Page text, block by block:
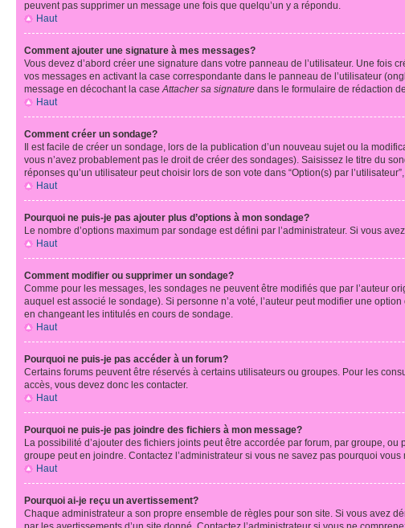
peuvent pas supprimer un message une fois que quelqu’un y a répondu.
Haut
Comment ajouter une signature à mes messages?
Vous devez d’abord créer une signature dans votre panneau de l’utilisateur. Une fois
vos messages en activant la case correspondante dans le panneau de l’utilisateur
message en décochant la caseAttacher sa signature dans le formulaire de rédaction
Haut
Comment créer un sondage?
Il est facile de créer un sondage, lors de la publication d’un nouveau sujet ou la
vous n’avez probablement pas le droit de créer des sondages). Saisissez le titre du
réponses qu’un utilisateur peut choisir lors de son vote dans “Option(s) par
Haut
Pourquoi ne puis-je pas ajouter plus d’options à mon sondage?
Le nombre d’options maximum par sondage est défini par l’administrateur. Si vous
Haut
Comment modifier ou supprimer un sondage?
Comme pour les messages, les sondages ne peuvent être modifiés que par l’auteur
auquel est associé le sondage). Si personne n’a voté, l’auteur peut modifier une
en changeant les intitulés en cours de sondage.
Haut
Pourquoi ne puis-je pas accéder à un forum?
Certains forums peuvent être réservés à certains utilisateurs ou groupes. Pour les
accès, vous devez donc les contacter.
Haut
Pourquoi ne puis-je pas joindre des fichiers à mon message?
La possibilité d’ajouter des fichiers joints peut être accordée par forum, par groupe,
groupe peut en joindre. Contactez l’administrateur si vous ne savez pas pourquoi
Haut
Pourquoi ai-je reçu un avertissement?
Chaque administrateur a son propre ensemble de règles pour son site. Si vous avez